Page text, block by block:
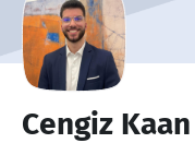
Cengiz